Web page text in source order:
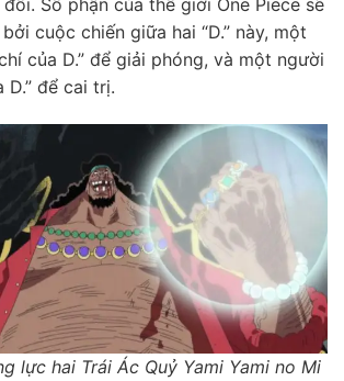
cuộc chiến giữa hai “D.” này, một
của D.” để giải phóng, và một người
D.” để cai trị.
lực hai Trái Ác Quỷ Yami Yami no Mi